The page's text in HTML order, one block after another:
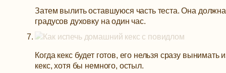
Затем вылить оставшуюся часть теста. Она
градусов духовку на один час.
Когда кекс будет готов, его нельзя сразу
кекс, хотя бы немного, остыл.